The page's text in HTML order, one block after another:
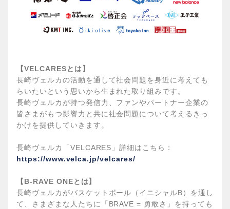
【VELCARESとは】
長崎ヴェルカの活動を通して社会問題を身近に考えても
らいたいという思いから生まれた取り組みです。
長崎ヴェルカが持つ発信力、ファンやパートナー企業の
皆さまがもつ影響力と共に社会問題について考えるきっ
かけを提供していきます。
長崎ヴェルカ「VELCARES」詳細はこちら：
https://www.velca.jp/velcares/
【B-RAVE ONEとは】
長崎ヴェルカがバスケットボール（イニシャルB）を通し
て、さまざまな人たちに「BRAVE = 勇敢さ」を持っても